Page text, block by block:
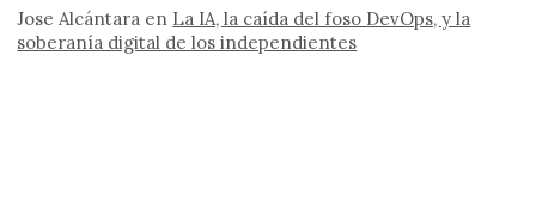
Jose Alcántara en La IA, la caída del foso DevOps, y la
soberanía digital de los independientes